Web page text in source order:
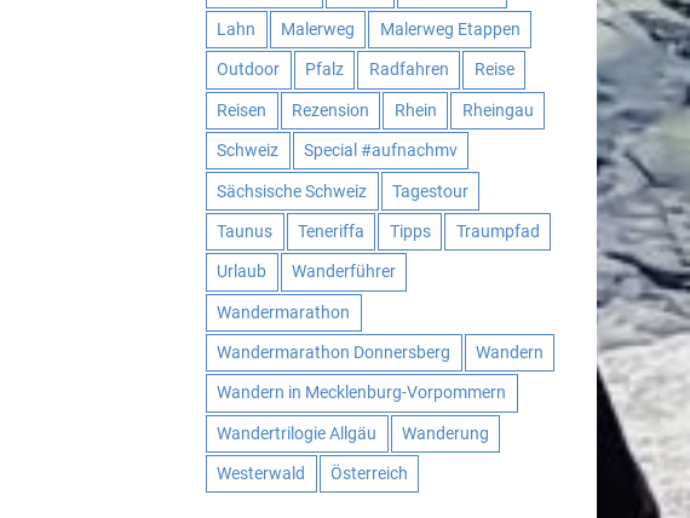
Lahn Malerweg Malerweg Etappen
Outdoor Pfalz Radfahren Reise
Reisen Rezension Rhein Rheingau
Schweiz Special #aufnachmv
Sächsische Schweiz Tagestour
Taunus Teneriffa Tipps Traumpfad
Urlaub Wanderführer
Wandermarathon
Wandermarathon Donnersberg Wandern
Wandern in Mecklenburg-Vorpommern
Wandertrilogie Allgäu Wanderung
Westerwald Österreich